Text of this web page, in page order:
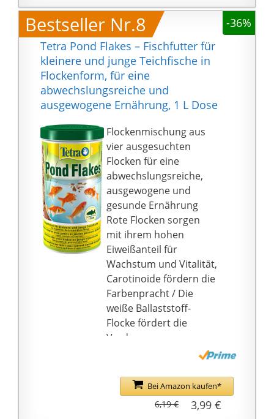
Bestseller Nr.8
-36%
Tetra Pond Flakes – Fischfutter für
kleinere und junge Teichfische in
Flockenform, für eine
abwechslungsreiche und
ausgewogene Ernährung, 1 L Dose
Flockenmischung aus
vier ausgesuchten
Flocken für eine
abwechslungsreiche,
ausgewogene und
gesunde Ernährung
Rote Flocken sorgen
mit ihrem hohen
Eiweißanteil für
Wachstum und Vitalität,
Carotinoide fördern die
Farbenpracht / Die
weiße Ballaststoff-
Flocke fördert die
Verdauung
Gelbe Flocken haben
und Mineralstoffanteil
und beugen
Mangelerscheinungen
Bei Amazon kaufen*
3,99 €
6,19 €